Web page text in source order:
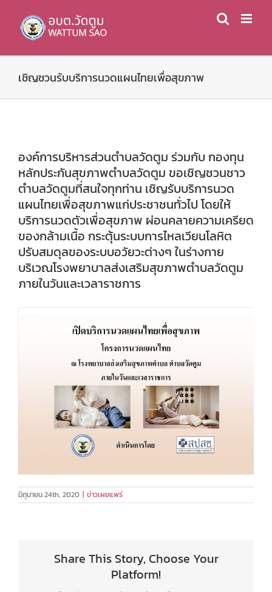
content
เชิญชวนรับบริการนวดแผนไทยเพื่อสุขภาพ
องค์การบริหารส่วนตำบลวัดตูม ร่วมกับ กองทุน
หลักประกันสุขภาพตำบลวัดตูม ขอเชิญชวนชาว
ตำบลวัดตูมที่สนใจทุกท่าน เชิญรับบริการนวด
แผนไทยเพื่อสุขภาพแก่ประชาชนทั่วไป โดยให้
บริการนวดตัวเพื่อสุขภาพ ผ่อนคลายความเครียด
ของกล้ามเนื้อ กระตุ้นระบบการไหลเวียนโลหิต
ปรับสมดุลของระบบอวัยวะต่างๆ ในร่างกาย
บริเวณโรงพยาบาลส่งเสริมสุขภาพตำบลวัดตูม
ภายในวันและเวลาราชการ
มิถุนายน 24th, 2020 | ข่าวเผยแพร่
Share This Story, Choose Your
Platform!